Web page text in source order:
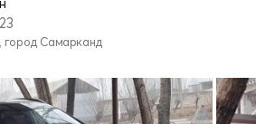
город Самарканд